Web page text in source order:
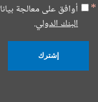
أوافق على معالجة
البنك الدولي.
إشترك